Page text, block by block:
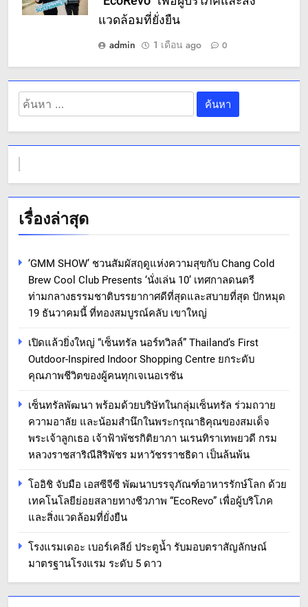
แวดล้อมที่ยั่งยืน
admin
1 เดือน ago 0
ค้นหา
สำหรับ:
เรื่องล่าสุด
‘GMM SHOW’ ชวนสัมผัสฤดูแห่งความสุขกับ Chang Cold
Brew Cool Club Presents ‘นั่งเล่น 10’ เทศกาลดนตรี
ท่ามกลางธรรมชาติบรรยากาศดีที่สุดและสบายที่สุด ปักหมุด
19 ธันวาคมนี้ ที่ทองสมบูรณ์คลับ เขาใหญ่
เปิดแล้วยิ่งใหญ่ “เซ็นทรัล นอร์ทวิลล์” Thailand’s First
Outdoor-Inspired Indoor Shopping Centre ยกระดับ
คุณภาพชีวิตของผู้คนทุกเจเนอเรชัน
เซ็นทรัลพัฒนา พร้อมด้วยบริษัทในกลุ่มเซ็นทรัล ร่วมถวาย
ความอาลัย และน้อมสำนึกในพระกรุณาธิคุณของสมเด็จ
พระเจ้าลูกเธอ เจ้าฟ้าพัชรกิติยาภา นเรนทิราเทพยวดี กรม
หลวงราชสาริณีสิริพัชร มหาวัชรราชธิดา เป็นล้นพ้น
โออิชิ จับมือ เอสซีจีซี พัฒนาบรรจุภัณฑ์อาหารรักษ์โลก ด้วย
เทคโนโลยีย่อยสลายทางชีวภาพ “EcoRevo” เพื่อผู้บริโภค
และสิ่งแวดล้อมที่ยั่งยืน
โรงแรมเดอะ เบอร์เคลีย์ ประตูน้ำ รับมอบตราสัญลักษณ์
มาตรฐานโรงแรม ระดับ 5 ดาว